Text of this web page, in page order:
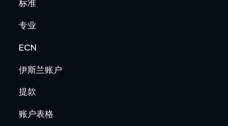
标准
专业
ECN
伊斯兰账户
提款
账户表格